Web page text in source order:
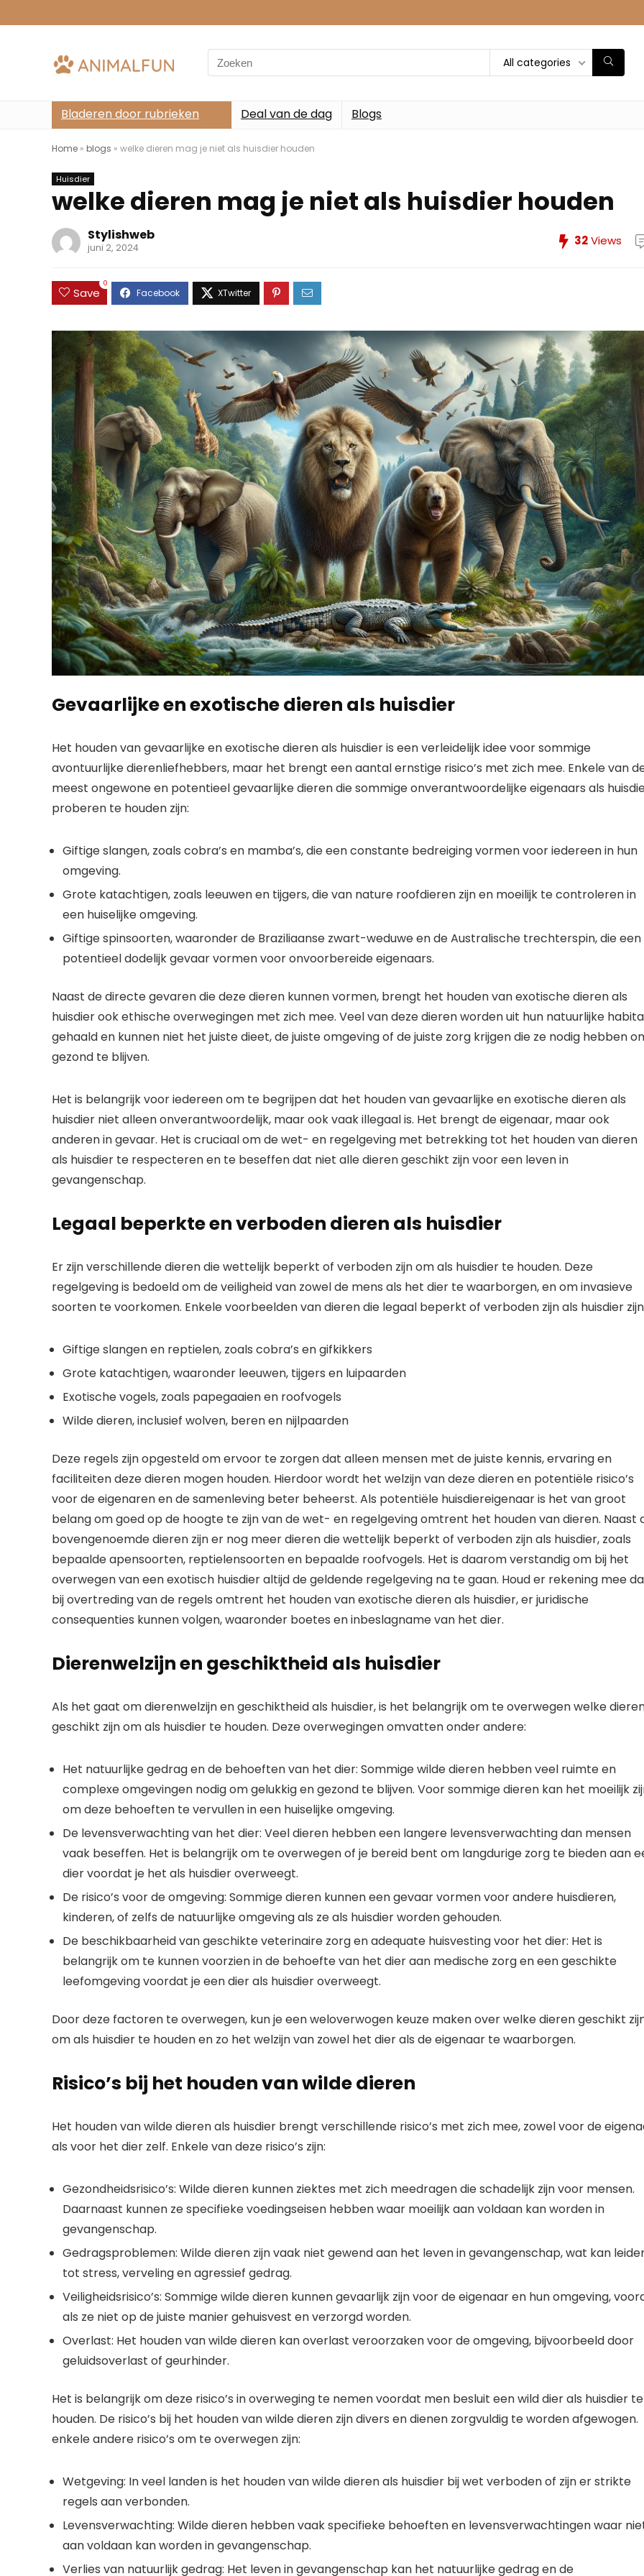
Search
for:
All categories
Bladeren door rubrieken Deal van de dag Blogs
Home » blogs » welke dieren mag je niet als huisdier houden
Huisdier
welke dieren mag je niet als huisdier houden
Stylishweb
juni 2, 2024 32Views
Save
0
Gevaarlijke en exotische dieren als huisdier
Het houden van gevaarlijke en exotische dieren als huisdier is een verleidelijk idee voor sommige
avontuurlijke dierenliefhebbers, maar het brengt een aantal ernstige risico’s met zich mee. Enkele van
meest ongewone en potentieel gevaarlijke dieren die sommige onverantwoordelijke eigenaars als
proberen te houden zijn:
Giftige slangen, zoals cobra’s en mamba’s, die een constante bedreiging vormen voor iedereen in hun
omgeving.
Grote katachtigen, zoals leeuwen en tijgers, die van nature roofdieren zijn en moeilijk te controleren in
een huiselijke omgeving.
Giftige spinsoorten, waaronder de Braziliaanse zwart-weduwe en de Australische trechterspin, die een
potentieel dodelijk gevaar vormen voor onvoorbereide eigenaars.
Naast de directe gevaren die deze dieren kunnen vormen, brengt het houden van exotische dieren als
huisdier ook ethische overwegingen met zich mee. Veel van deze dieren worden uit hun natuurlijke
gehaald en kunnen niet het juiste dieet, de juiste omgeving of de juiste zorg krijgen die ze nodig hebben
gezond te blijven.
Het is belangrijk voor iedereen om te begrijpen dat het houden van gevaarlijke en exotische dieren als
huisdier niet alleen onverantwoordelijk, maar ook vaak illegaal is. Het brengt de eigenaar, maar ook
anderen in gevaar. Het is cruciaal om de wet- en regelgeving met betrekking tot het houden van dieren
als huisdier te respecteren en te beseffen dat niet alle dieren geschikt zijn voor een leven in
gevangenschap.
Legaal beperkte en verboden dieren als huisdier
Er zijn verschillende dieren die wettelijk beperkt of verboden zijn om als huisdier te houden. Deze
regelgeving is bedoeld om de veiligheid van zowel de mens als het dier te waarborgen, en om invasieve
soorten te voorkomen. Enkele voorbeelden van dieren die legaal beperkt of verboden zijn als huisdier
Giftige slangen en reptielen, zoals cobra’s en gifkikkers
Grote katachtigen, waaronder leeuwen, tijgers en luipaarden
Exotische vogels, zoals papegaaien en roofvogels
Wilde dieren, inclusief wolven, beren en nijlpaarden
Deze regels zijn opgesteld om ervoor te zorgen dat alleen mensen met de juiste kennis, ervaring en
faciliteiten deze dieren mogen houden. Hierdoor wordt het welzijn van deze dieren en potentiële risico’s
voor de eigenaren en de samenleving beter beheerst. Als potentiële huisdiereigenaar is het van groot
belang om goed op de hoogte te zijn van de wet- en regelgeving omtrent het houden van dieren. Naast
bovengenoemde dieren zijn er nog meer dieren die wettelijk beperkt of verboden zijn als huisdier, zoals
bepaalde apensoorten, reptielensoorten en bepaalde roofvogels. Het is daarom verstandig om bij het
overwegen van een exotisch huisdier altijd de geldende regelgeving na te gaan. Houd er rekening mee
bij overtreding van de regels omtrent het houden van exotische dieren als huisdier, er juridische
consequenties kunnen volgen, waaronder boetes en inbeslagname van het dier.
Dierenwelzijn en geschiktheid als huisdier
Als het gaat om dierenwelzijn en geschiktheid als huisdier, is het belangrijk om te overwegen welke
geschikt zijn om als huisdier te houden. Deze overwegingen omvatten onder andere:
Het natuurlijke gedrag en de behoeften van het dier: Sommige wilde dieren hebben veel ruimte en
complexe omgevingen nodig om gelukkig en gezond te blijven. Voor sommige dieren kan het moeilijk
om deze behoeften te vervullen in een huiselijke omgeving.
De levensverwachting van het dier: Veel dieren hebben een langere levensverwachting dan mensen
vaak beseffen. Het is belangrijk om te overwegen of je bereid bent om langdurige zorg te bieden aan
dier voordat je het als huisdier overweegt.
De risico’s voor de omgeving: Sommige dieren kunnen een gevaar vormen voor andere huisdieren,
kinderen, of zelfs de natuurlijke omgeving als ze als huisdier worden gehouden.
De beschikbaarheid van geschikte veterinaire zorg en adequate huisvesting voor het dier: Het is
belangrijk om te kunnen voorzien in de behoefte van het dier aan medische zorg en een geschikte
leefomgeving voordat je een dier als huisdier overweegt.
Door deze factoren te overwegen, kun je een weloverwogen keuze maken over welke dieren geschikt
om als huisdier te houden en zo het welzijn van zowel het dier als de eigenaar te waarborgen.
Risico’s bij het houden van wilde dieren
Het houden van wilde dieren als huisdier brengt verschillende risico’s met zich mee, zowel voor de
als voor het dier zelf. Enkele van deze risico’s zijn:
Gezondheidsrisico’s: Wilde dieren kunnen ziektes met zich meedragen die schadelijk zijn voor mensen.
Daarnaast kunnen ze specifieke voedingseisen hebben waar moeilijk aan voldaan kan worden in
gevangenschap.
Gedragsproblemen: Wilde dieren zijn vaak niet gewend aan het leven in gevangenschap, wat kan
tot stress, verveling en agressief gedrag.
Veiligheidsrisico’s: Sommige wilde dieren kunnen gevaarlijk zijn voor de eigenaar en hun omgeving,
als ze niet op de juiste manier gehuisvest en verzorgd worden.
Overlast: Het houden van wilde dieren kan overlast veroorzaken voor de omgeving, bijvoorbeeld door
geluidsoverlast of geurhinder.
Het is belangrijk om deze risico’s in overweging te nemen voordat men besluit een wild dier als huisdier te
houden. De risico’s bij het houden van wilde dieren zijn divers en dienen zorgvuldig te worden afgewogen.
enkele andere risico’s om te overwegen zijn:
Wetgeving: In veel landen is het houden van wilde dieren als huisdier bij wet verboden of zijn er strikte
regels aan verbonden.
Levensverwachting: Wilde dieren hebben vaak specifieke behoeften en levensverwachtingen waar
aan voldaan kan worden in gevangenschap.
Verlies van natuurlijk gedrag: Het leven in gevangenschap kan het natuurlijke gedrag en de